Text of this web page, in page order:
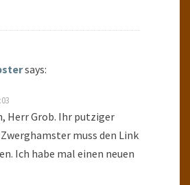
says:
Herr Grob. Ihr putziger
muss den Link
Ich habe mal einen neuen